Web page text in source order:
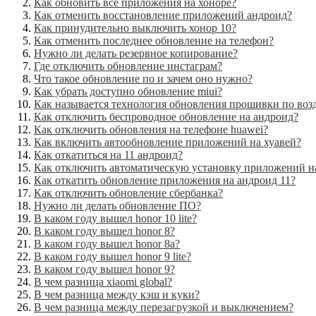
Как обновить все приложения на хоноре?
Как отменить восстановление приложений андроид?
Как принудительно выключить хонор 10?
Как отменить последнее обновление на телефон?
Нужно ли делать резервное копирование?
Где отключить обновление инстаграм?
Что такое обновление по и зачем оно нужно?
Как убрать доступно обновление miui?
Как называется технология обновления прошивки по
Как отключить беспроводное обновление на андроид?
Как отключить обновления на телефоне huawei?
Как включить автообновление приложений на хуавей?
Как откатиться на 11 андроид?
Как отключить автоматическую установку приложений
Как откатить обновление приложения на андроид 11?
Как отключить обновление сбербанка?
Нужно ли делать обновление ПО?
В каком году вышел honor 10 lite?
В каком году вышел honor 8?
В каком году вышел honor 8a?
В каком году вышел honor 9 lite?
В каком году вышел honor 9?
В чем разница xiaomi global?
В чем разница между кэш и куки?
В чем разница между перезагрузкой и выключением?